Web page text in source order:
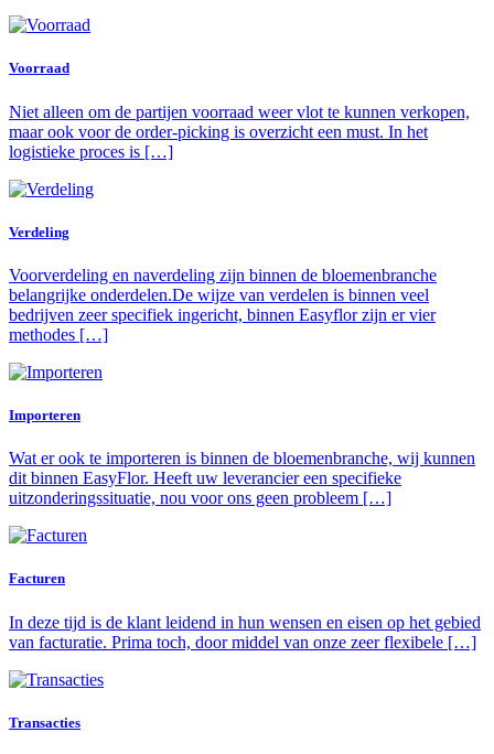
Voorraad
Niet alleen om de partijen voorraad weer vlot te kunnen verkopen,
maar ook voor de order-picking is overzicht een must. In het
logistieke proces is […]
Verdeling
Voorverdeling en naverdeling zijn binnen de bloemenbranche
belangrijke onderdelen.De wijze van verdelen is binnen veel
bedrijven zeer specifiek ingericht, binnen Easyflor zijn er vier
methodes […]
Importeren
Wat er ook te importeren is binnen de bloemenbranche, wij kunnen
dit binnen EasyFlor. Heeft uw leverancier een specifieke
uitzonderingssituatie, nou voor ons geen probleem […]
Facturen
In deze tijd is de klant leidend in hun wensen en eisen op het gebied
van facturatie. Prima toch, door middel van onze zeer flexibele […]
Transacties